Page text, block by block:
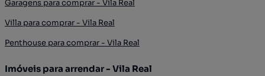
Garagens para comprar - Vila Real
Villa para comprar - Vila Real
Penthouse para comprar - Vila Real
Imóveis para arrendar - Vila Real